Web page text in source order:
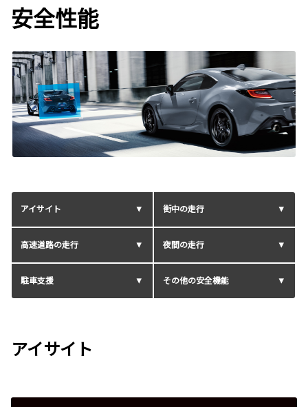
安全性能
アイサイト 街中の走行
高速道路の走行 夜間の走行
駐車支援 その他の安全機能
アイサイト